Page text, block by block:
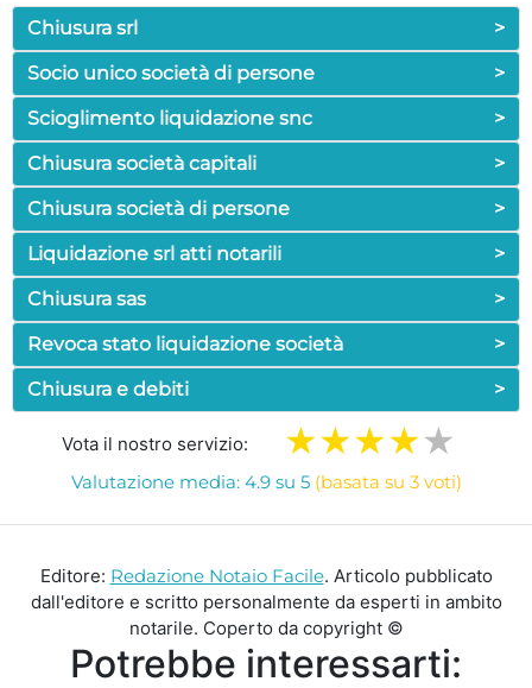
Chiusura srl
>
Socio unico società di persone
>
Scioglimento liquidazione snc
>
Chiusura società capitali
>
Chiusura società di persone
>
Liquidazione srl atti notarili
>
Chiusura sas
>
Revoca stato liquidazione società
>
Chiusura e debiti
>
Vota il nostro servizio:
Valutazione media: 4.9 su 5 (basata su 3 voti)
Editore: Redazione Notaio Facile. Articolo pubblicato
dall'editore e scritto personalmente da esperti in ambito
notarile. Coperto da copyright ©
Potrebbe interessarti: